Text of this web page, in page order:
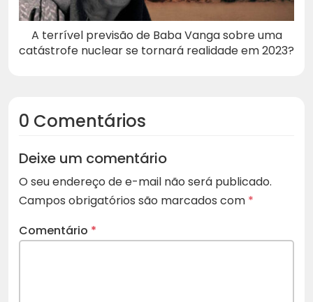
A terrível previsão de Baba Vanga sobre uma
catástrofe nuclear se tornará realidade em 2023?
0 Comentários
Deixe um comentário
O seu endereço de e-mail não será publicado.
Campos obrigatórios são marcados com *
Comentário *